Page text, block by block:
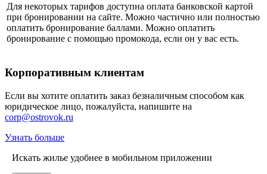
Для некоторых тарифов доступна оплата банковской картой
при бронировании на сайте. Можно частично или полностью
оплатить бронирование баллами. Можно оплатить
бронирование с помощью промокода, если он у вас есть.
Корпоративным клиентам
Если вы хотите оплатить заказ безналичным способом как
юридическое лицо, пожалуйста, напишите на
corp@ostrovok.ru
Узнать больше
Искать жилье удобнее в мобильном приложении